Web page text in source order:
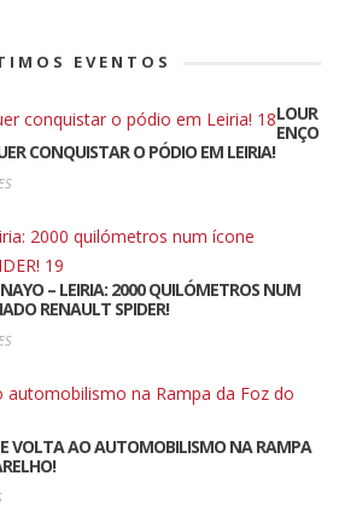
EVENTOS
LOUR
ENÇO
CONQUISTAR O PÓDIO EM LEIRIA!
– LEIRIA: 2000 QUILÓMETROS NUM
RENAULT SPIDER!
VOLTA AO AUTOMOBILISMO NA RAMPA